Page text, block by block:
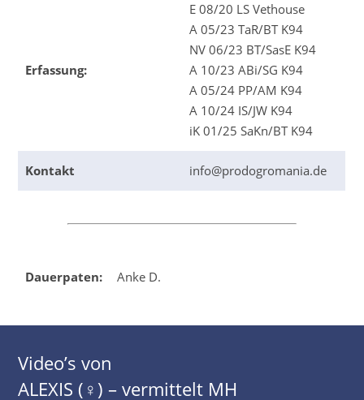
Erfassung:
E 08/20 LS Vethouse
A 05/23 TaR/BT K94
NV 06/23 BT/SasE K94
A 10/23 ABi/SG K94
A 05/24 PP/AM K94
A 10/24 IS/JW K94
iK 01/25 SaKn/BT K94
Kontakt info@prodogromania.de
Dauerpaten: Anke D.
Video’s von
ALEXIS (♀) – vermittelt MH